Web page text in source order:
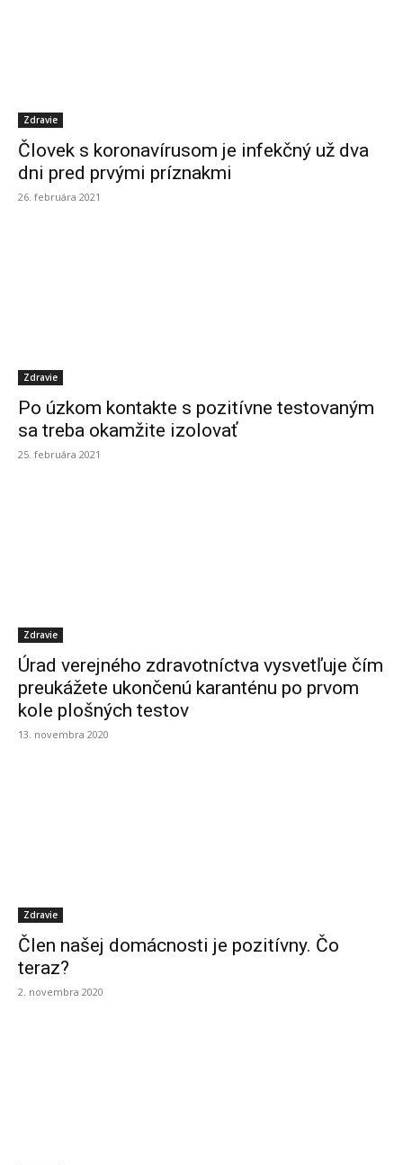
Zdravie
Človek s koronavírusom je infekčný už dva
dni pred prvými príznakmi
26. februára 2021
Zdravie
Po úzkom kontakte s pozitívne testovaným
sa treba okamžite izolovať
25. februára 2021
Zdravie
Úrad verejného zdravotníctva vysvetľuje čím
preukážete ukončenú karanténu po prvom
kole plošných testov
13. novembra 2020
Zdravie
Člen našej domácnosti je pozitívny. Čo
teraz?
2. novembra 2020